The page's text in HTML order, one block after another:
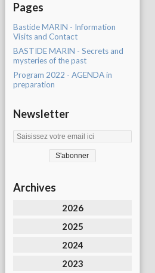
Pages
Bastide MARIN - Information
Visits and Contact
BASTIDE MARIN - Secrets and
mysteries of the past
Program 2022 - AGENDA in
preparation
Newsletter
Archives
2026
2025
2024
2023